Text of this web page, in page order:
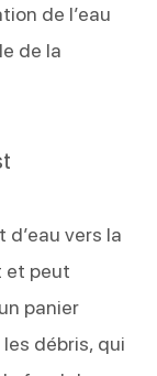
de l’eau
de la
vers la
et peut
panier
débris, qui